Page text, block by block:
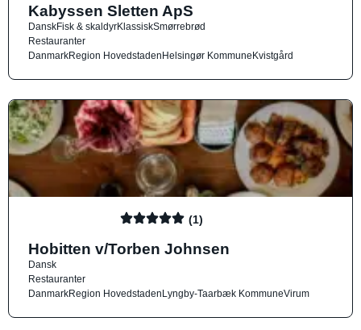
Kabyssen Sletten ApS
DanskFisk & skaldyrKlassiskSmørrebrød
Restauranter
DanmarkRegion HovedstadenHelsingør KommuneKvistgård
(1)
Hobitten v/Torben Johnsen
Dansk
Restauranter
DanmarkRegion HovedstadenLyngby-Taarbæk KommuneVirum